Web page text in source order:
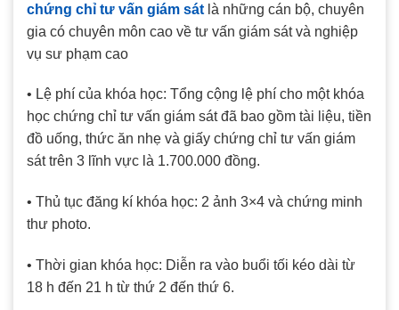
chứng chỉ tư vấn giám sát là những cán bộ, chuyên
gia có chuyên môn cao về tư vấn giám sát và nghiệp
vụ sư phạm cao
• Lệ phí của khóa học: Tổng cộng lệ phí cho một khóa
học chứng chỉ tư vấn giám sát đã bao gồm tài liệu, tiền
đồ uống, thức ăn nhẹ và giấy chứng chỉ tư vấn giám
sát trên 3 lĩnh vực là 1.700.000 đồng.
• Thủ tục đăng kí khóa học: 2 ảnh 3×4 và chứng minh
thư photo.
• Thời gian khóa học: Diễn ra vào buổi tối kéo dài từ
18 h đến 21 h từ thứ 2 đến thứ 6.